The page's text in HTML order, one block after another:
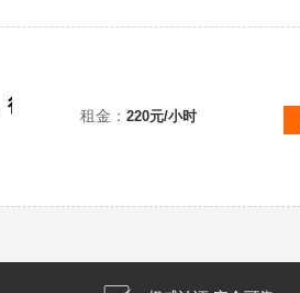
租金： 220元/小时